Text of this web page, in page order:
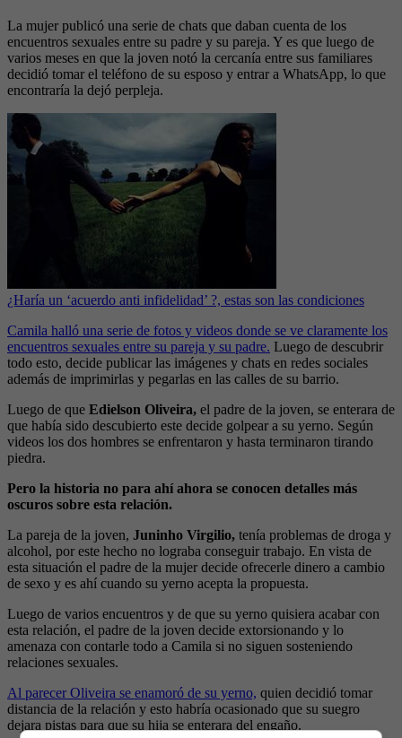
La mujer publicó una serie de chats que daban cuenta de los
encuentros sexuales entre su padre y su pareja. Y es que luego de
varios meses en que la joven notó la cercanía entre sus familiares
decidió tomar el teléfono de su esposo y entrar a WhatsApp, lo que
encontraría la dejó perpleja.
¿Haría un ‘acuerdo anti infidelidad’ ?, estas son las condiciones
Camila halló una serie de fotos y videos donde se ve claramente los
encuentros sexuales entre su pareja y su padre. Luego de descubrir
todo esto, decide publicar las imágenes y chats en redes sociales
además de imprimirlas y pegarlas en las calles de su barrio.
Luego de que Edielson Oliveira, el padre de la joven, se enterara de
que había sido descubierto este decide golpear a su yerno. Según
videos los dos hombres se enfrentaron y hasta terminaron tirando
piedra.
Pero la historia no para ahí ahora se conocen detalles más
oscuros sobre esta relación.
La pareja de la joven, Juninho Virgilio, tenía problemas de droga y
alcohol, por este hecho no lograba conseguir trabajo. En vista de
esta situación el padre de la mujer decide ofrecerle dinero a cambio
de sexo y es ahí cuando su yerno acepta la propuesta.
Luego de varios encuentros y de que su yerno quisiera acabar con
esta relación, el padre de la joven decide extorsionando y lo
amenaza con contarle todo a Camila si no siguen sosteniendo
relaciones sexuales.
Al parecer Oliveira se enamoró de su yerno, quien decidió tomar
distancia de la relación y esto habría ocasionado que su suegro
dejara pistas para que su hija se enterara del engaño.